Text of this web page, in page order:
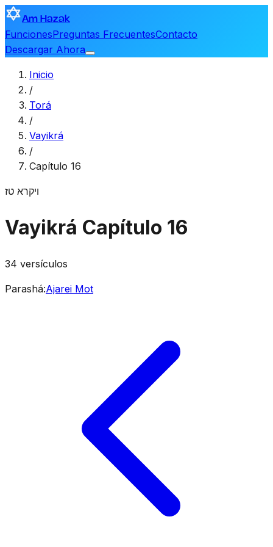
Am Hazak
FuncionesPreguntas FrecuentesContacto
Descargar Ahora
Inicio
/
Torá
/
Vayikrá
/
Capítulo 16
ויקרא טז
Vayikrá Capítulo 16
34 versículos
Parashá:Ajarei Mot